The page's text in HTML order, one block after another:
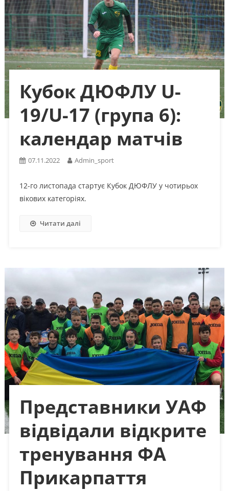
Кубок ДЮФЛУ U-
19/U-17 (група 6):
календар матчів
07.11.2022 Admin_sport
12-го листопада стартує Кубок ДЮФЛУ у чотирьох
вікових категоріях.
Читати далі
Представники УАФ
відвідали відкрите
тренування ФА
Прикарпаття